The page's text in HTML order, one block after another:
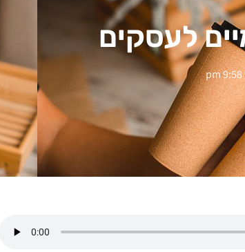
לעסקים
9:58 pm